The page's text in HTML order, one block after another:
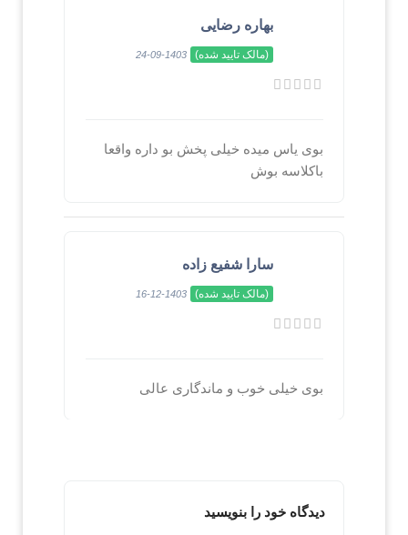
بهاره رضایی
(مالک تایید شده) 1403-09-24
بوی یاس میده خیلی پخش بو داره واقعا
باکلاسه بوش
سارا شفیع زاده
(مالک تایید شده) 1403-12-16
بوی خیلی خوب و ماندگاری عالی
دیدگاه خود را بنویسید